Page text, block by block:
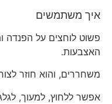
איך משתמשים
פשוט לוחצים על הפנדה
האצבעות.
משחררים, והוא חוזר
אפשר ללחוץ, למעוך,